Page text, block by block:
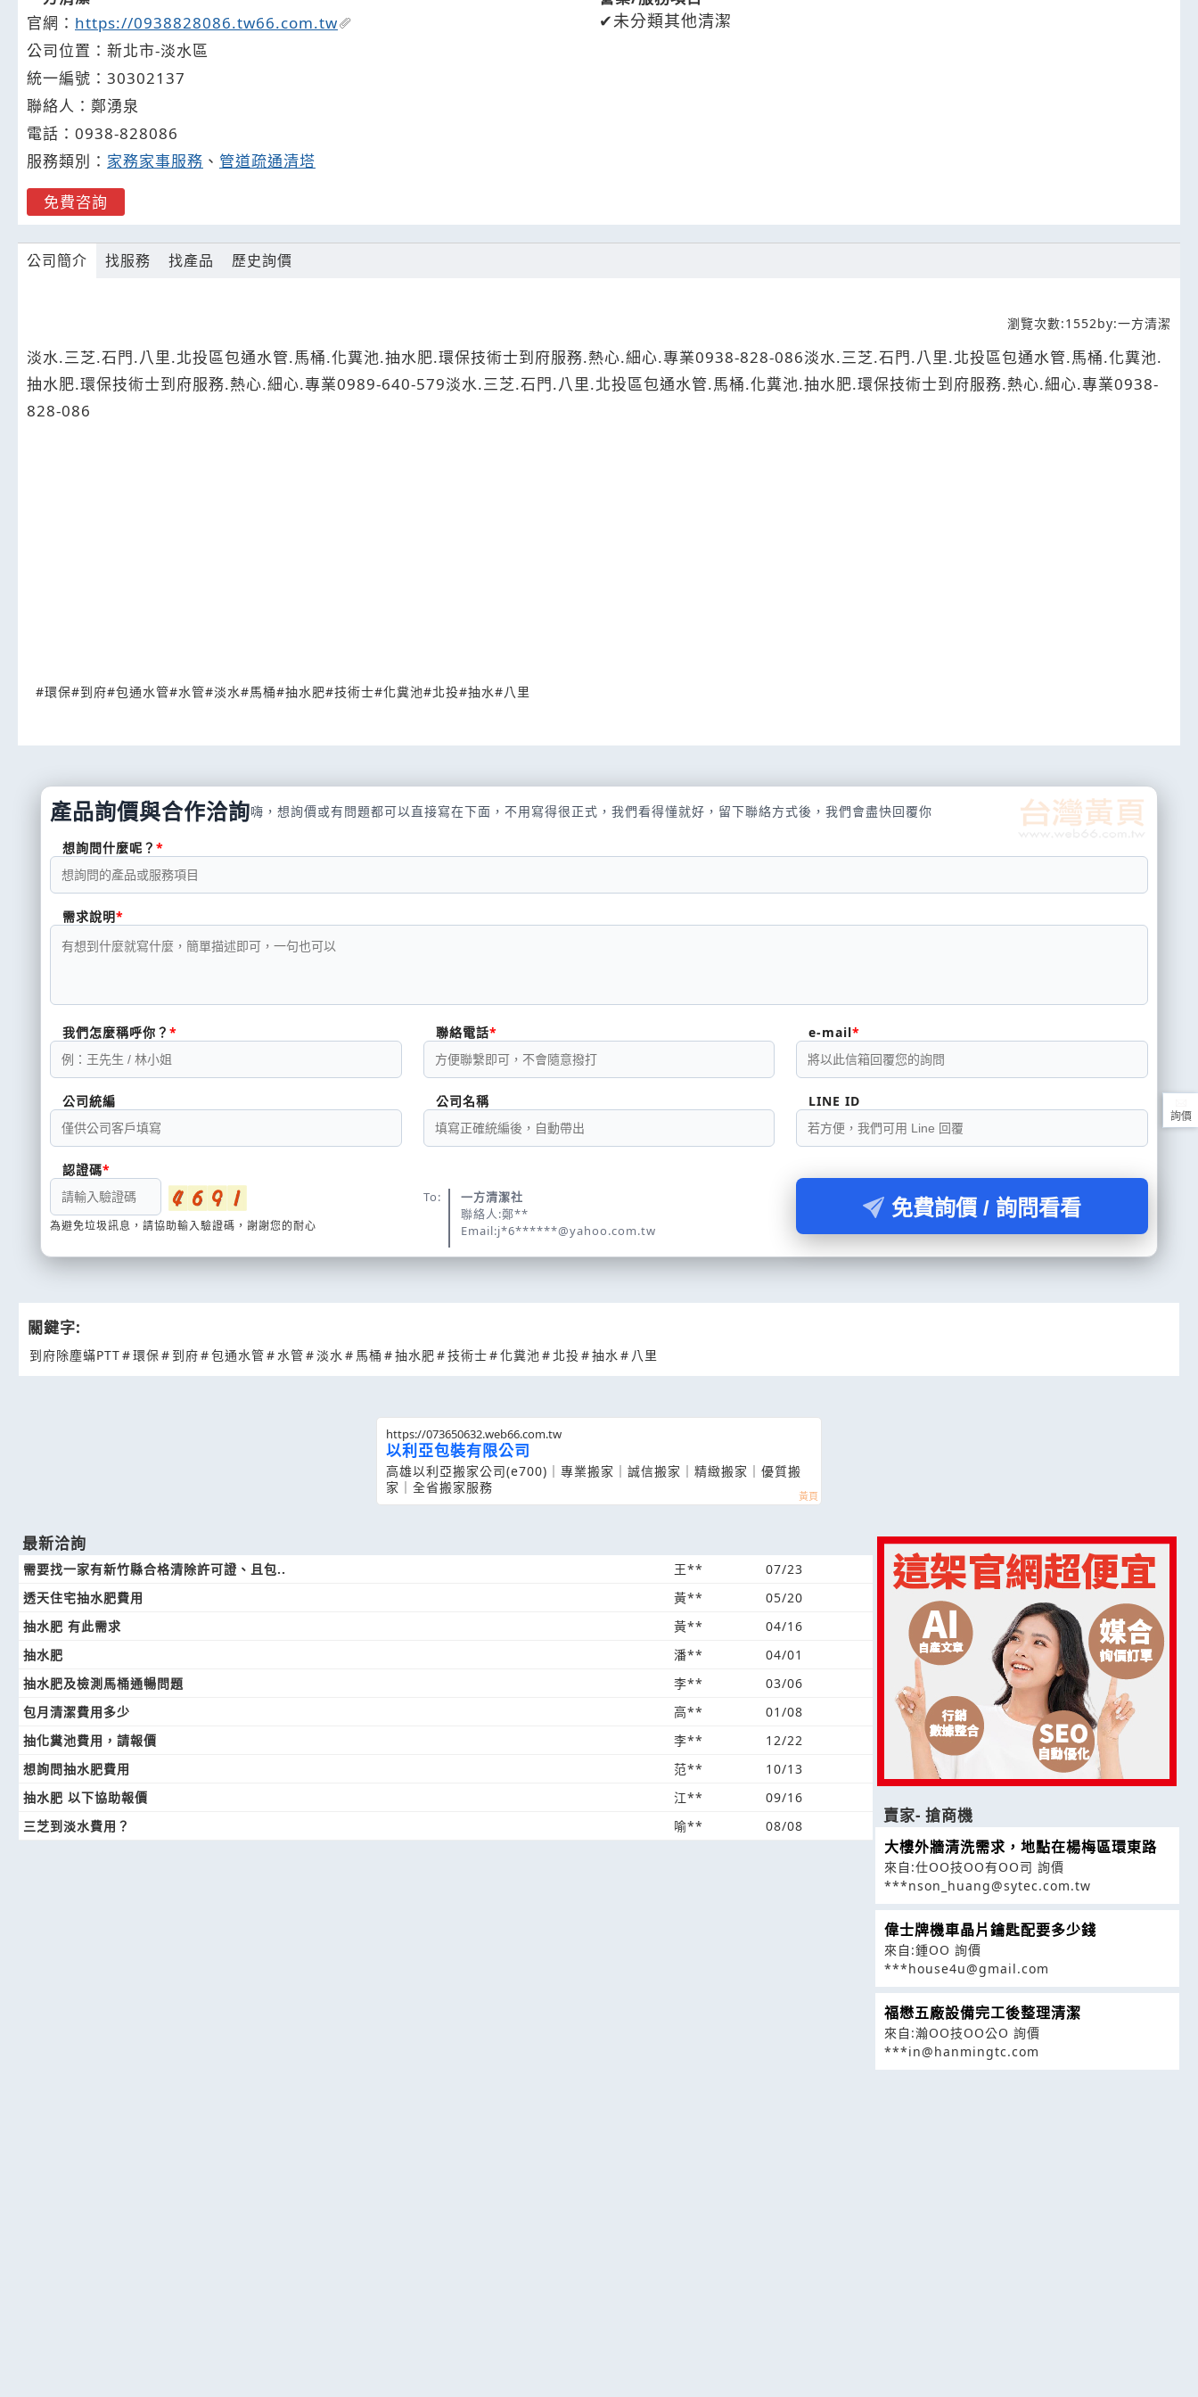
官網： https://0938828086.tw66.com.tw
公司位置：新北市-淡水區
統一編號：30302137
聯絡人：鄭湧泉
電話： 0938-828086
服務類別： 家務家事服務 、 管道疏通清塔
免費咨詢
未分類其他清潔
公司簡介 找服務 找產品 歷史詢價
瀏覽次數:1552by:一方清潔
淡水.三芝.石門.八里.北投區包通水管.馬桶.化糞池.抽水肥.環保技術士到府服務.熱心.細心.專業0938-828-086淡水.三芝.石門.八里.北投區包通水管.馬桶.化糞池.
抽水肥.環保技術士到府服務.熱心.細心.專業0989-640-579淡水.三芝.石門.八里.北投區包通水管.馬桶.化糞池.抽水肥.環保技術士到府服務.熱心.細心.專業0938-
828-086
#環保#到府#包通水管#水管#淡水#馬桶#抽水肥#技術士#化糞池#北投#抽水#八里
產品詢價與合作洽詢嗨，想詢價或有問題都可以直接寫在下面，不用寫得很正式，我們看得懂就好，留下聯絡方式後，我們會盡快回覆你
想詢問什麼呢？
需求說明
我們怎麼稱呼你？ 聯絡電話 e-mail
公司統編 公司名稱 LINE ID
認證碼
為避免垃圾訊息，請協助輸入驗證碼，謝謝您的耐心
To:
一方清潔社
聯絡人:鄭**
Email:j*6******@yahoo.com.tw
免費詢價 / 詢問看看
關鍵字:
到府除塵蟎PTT#環保# 到府#包通水管#水管#淡水# 馬桶 #抽水肥#技術士#化糞池# 北投#抽水# 八里
https://073650632.web66.com.tw
以利亞包裝有限公司
高雄以利亞搬家公司(e700)｜專業搬家｜誠信搬家｜精緻搬家｜優質搬
家｜全省搬家服務
最新洽詢
需要找一家有新竹縣合格清除許可證、且包.. 王**
07/23
透天住宅抽水肥費用
黃**
05/20
抽水肥 有此需求
黃**
04/16
抽水肥
潘**
04/01
抽水肥及檢測馬桶通暢問題
李**
03/06
包月清潔費用多少
高**
01/08
抽化糞池費用，請報價
李**
12/22
想詢問抽水肥費用
范**
10/13
抽水肥 以下協助報價
江**
09/16
三芝到淡水費用？
喻** 08/08
賣家- 搶商機
大樓外牆清洗需求，地點在楊梅區環東路
來自:仕OO技OO有OO司 詢價
***nson_huang@sytec.com.tw
偉士牌機車晶片鑰匙配要多少錢
來自:鍾OO 詢價
***house4u@gmail.com
福懋五廠設備完工後整理清潔
來自:瀚OO技OO公O 詢價
***in@hanmingtc.com
詢價